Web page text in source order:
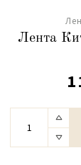
Лента